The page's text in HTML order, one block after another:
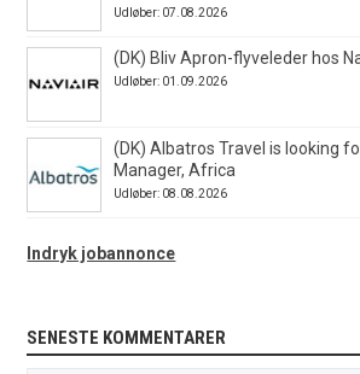
Udløber: 07.08.2026
(DK) Bliv Apron-flyveleder hos
Udløber: 01.09.2026
(DK) Albatros Travel is looking
Manager, Africa
Udløber: 08.08.2026
Indryk jobannonce
SENESTE KOMMENTARER